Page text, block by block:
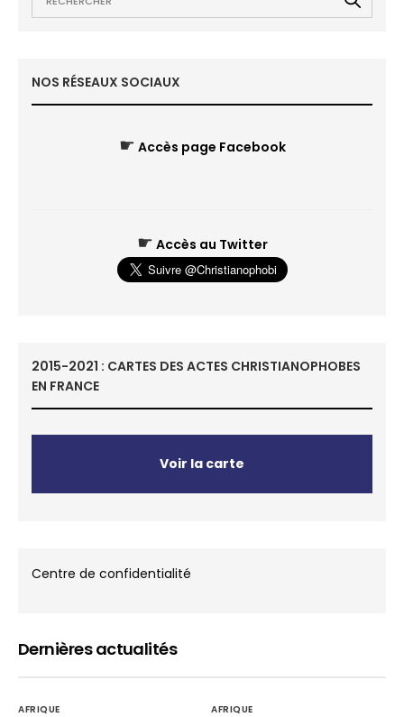
NOS RÉSEAUX SOCIAUX
☛ Accès page Facebook
☛ Accès au Twitter
2015-2021 : CARTES DES ACTES CHRISTIANOPHOBES
EN FRANCE
Voir la carte
Centre de confidentialité
Dernières actualités
AFRIQUE AFRIQUE